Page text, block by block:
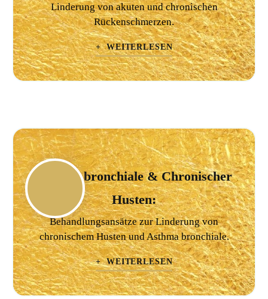
Linderung von akuten und chronischen
Rückenschmerzen.
+ WEITERLESEN
Asthma bronchiale & Chronischer
Husten:
Behandlungsansätze zur Linderung von
chronischem Husten und Asthma bronchiale.
+ WEITERLESEN